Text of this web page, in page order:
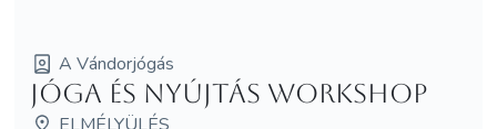
A Vándorjógás
Jóga és nyújtás workshop